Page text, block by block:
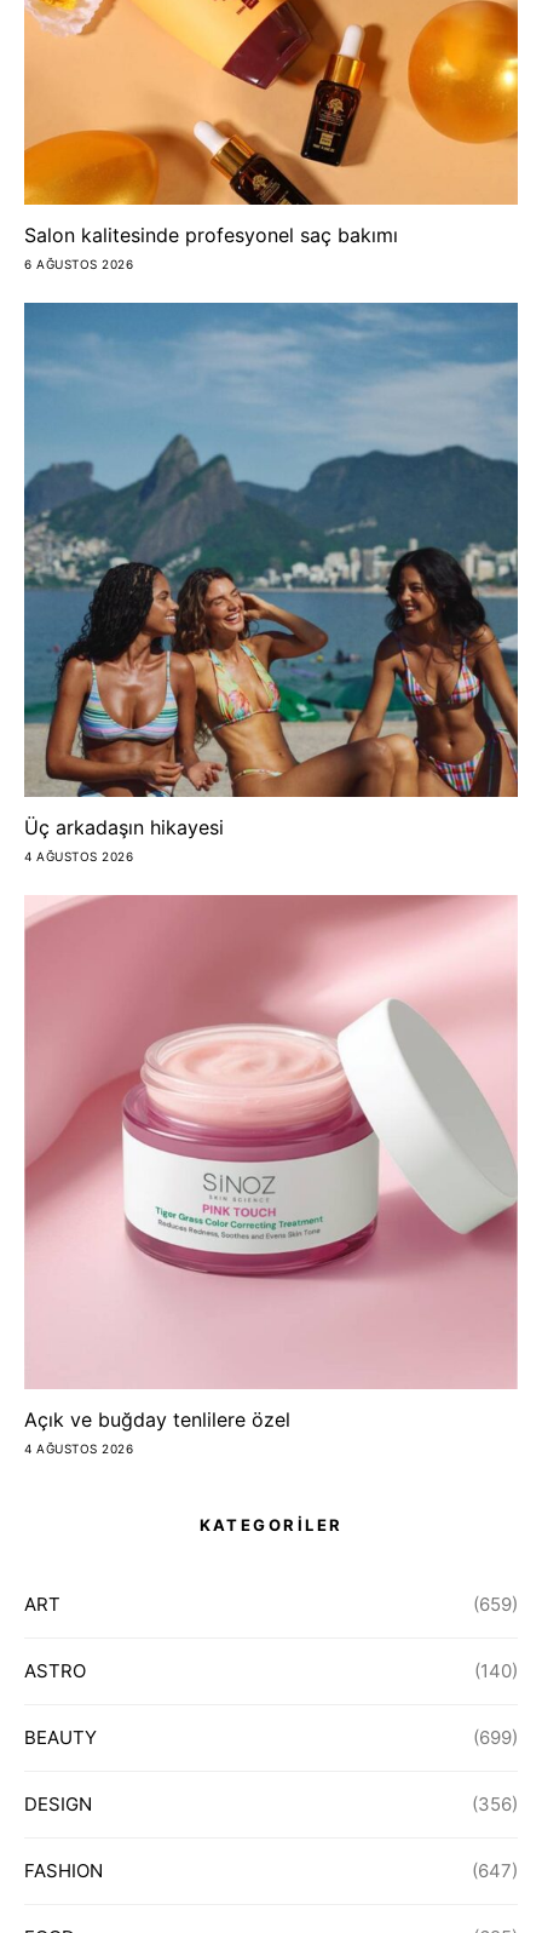
Salon kalitesinde profesyonel saç bakımı
6 AĞUSTOS 2026
Üç arkadaşın hikayesi
4 AĞUSTOS 2026
Açık ve buğday tenlilere özel
4 AĞUSTOS 2026
KATEGORİLER
ART (659)
ASTRO (140)
BEAUTY (699)
DESIGN (356)
FASHION (647)